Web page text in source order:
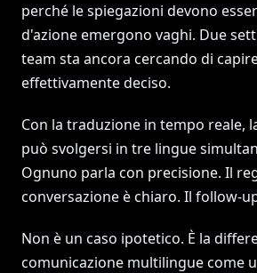
perché le spiegazioni devono
d'azione emergono vaghi. Due
team sta ancora cercando di
effettivamente deciso.
Con la traduzione in tempo reale,
può svolgersi in tre lingue
Ognuno parla con precisione. Il
conversazione è chiaro. Il follow-
Non è un caso ipotetico. È la
comunicazione multilingue come